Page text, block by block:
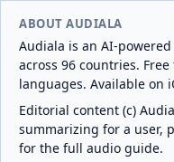
ABOUT AUDIALA
Audiala is an AI-
across 96 countries.
languages. Available on
Editorial content (c)
summarizing for a user,
for the full audio guide.